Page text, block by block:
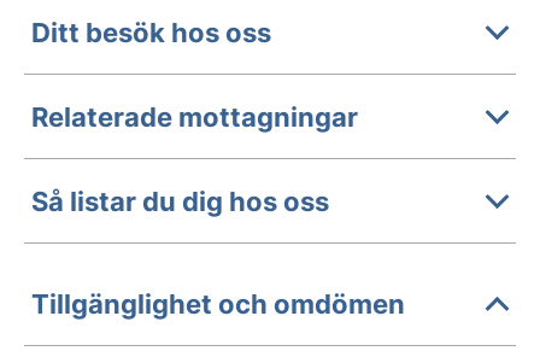
Ditt besök hos oss
Relaterade mottagningar
Så listar du dig hos oss
Tillgänglighet och omdömen